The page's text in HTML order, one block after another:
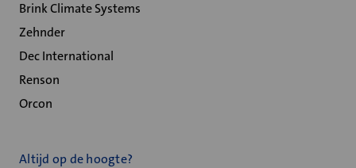
Brink Climate Systems
Zehnder
Dec International
Renson
Orcon
Altijd op de hoogte?